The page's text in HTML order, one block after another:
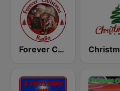
Forever Christmas Radio